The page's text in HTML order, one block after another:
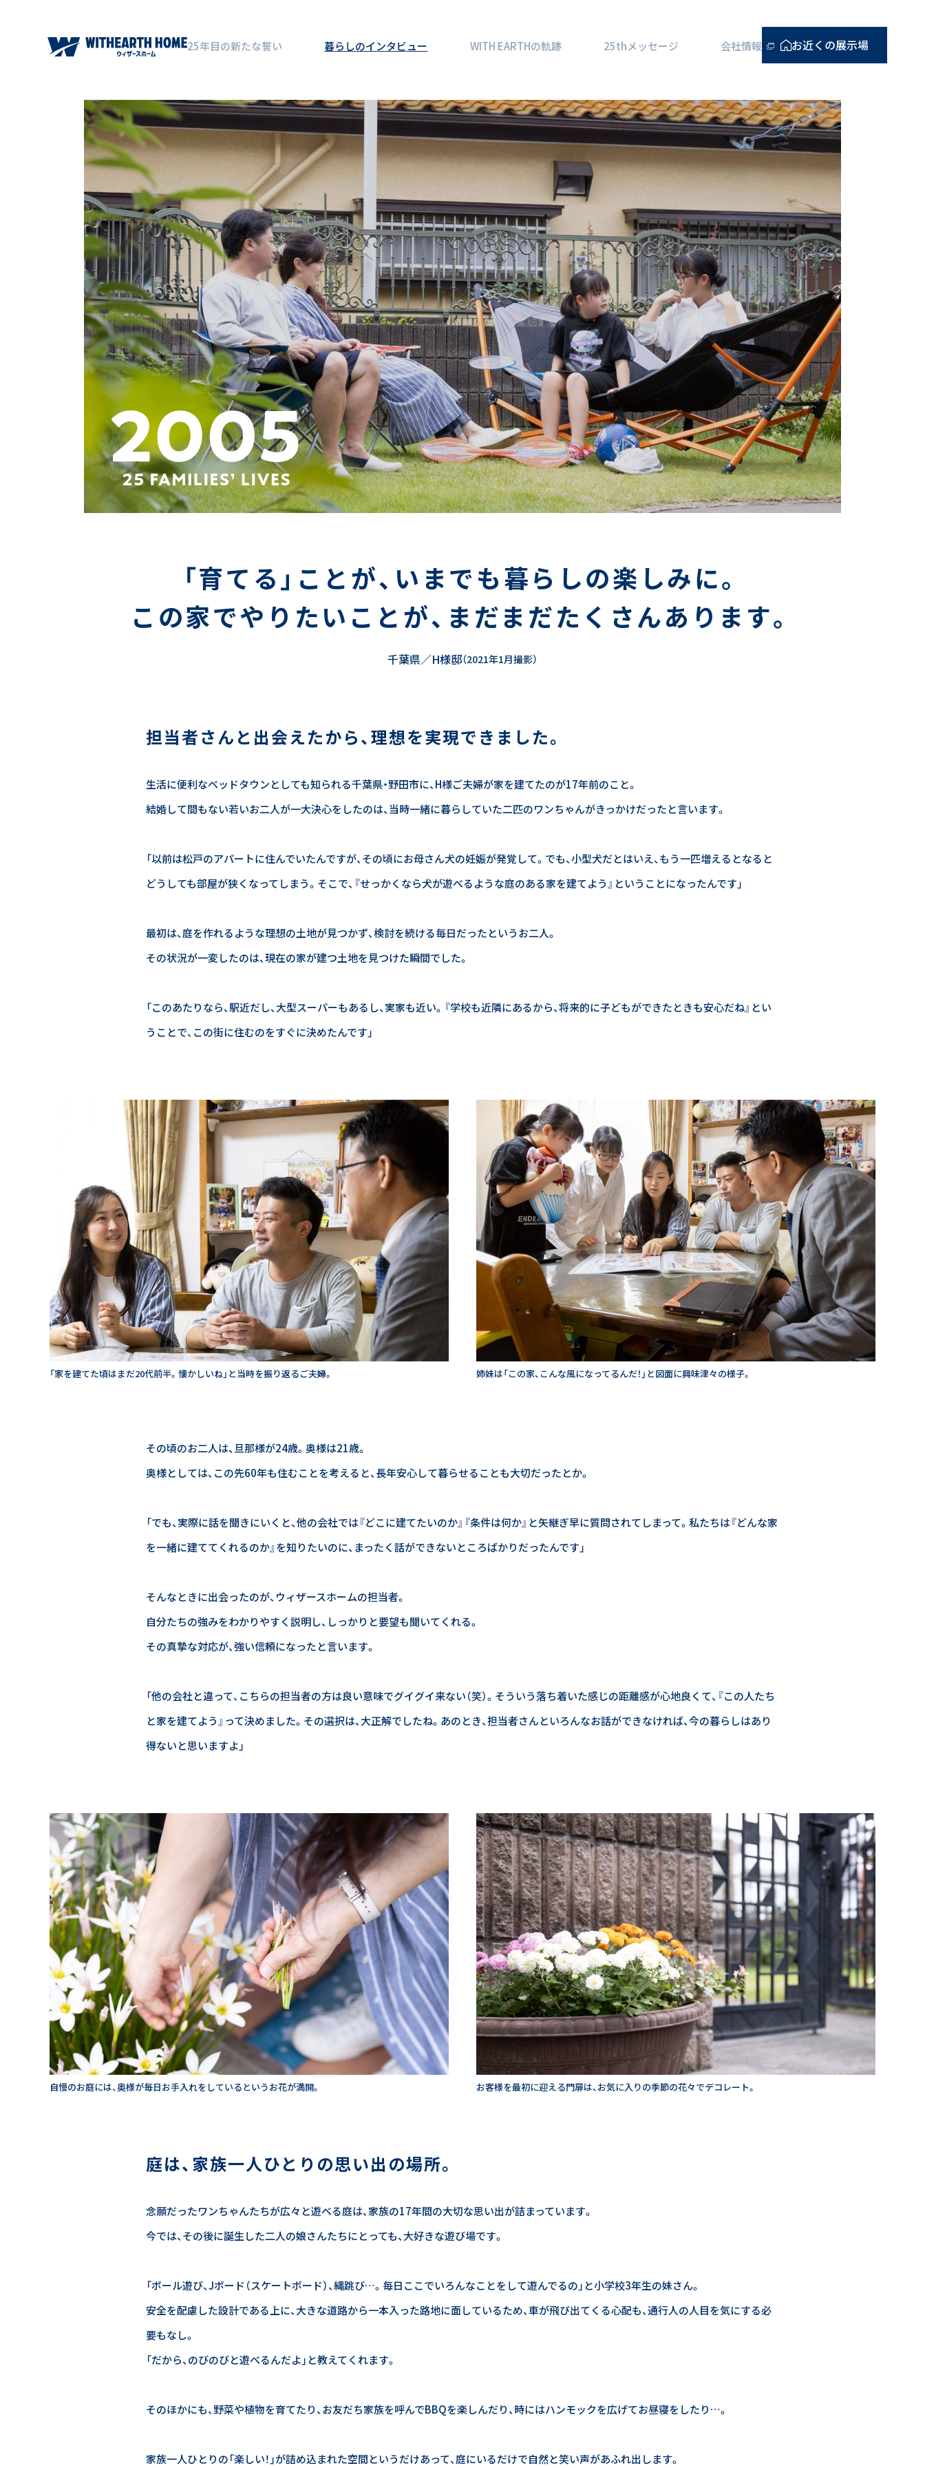
25年目の新たな誓い 暮らしのインタビュー WITH EARTHの軌跡 25thメッセージ 会社情報 お近くの展示場
「育てる」ことが、いまでも暮らしの楽しみに。
この家でやりたいことが、まだまだたくさんあります。
千葉県／H様邸（2021年1月撮影）
担当者さんと出会えたから、理想を実現できました。
生活に便利なベッドタウンとしても知られる千葉県・野田市に、H様ご夫婦が家を建てたのが17年前のこと。
結婚して間もない若いお二人が一大決心をしたのは、当時一緒に暮らしていた二匹のワンちゃんがきっかけだったと言います。
「以前は松戸のアパートに住んでいたんですが、その頃にお母さん犬の妊娠が発覚して。でも、小型犬だとはいえ、もう一匹増えるとなると
どうしても部屋が狭くなってしまう。そこで、『せっかくなら犬が遊べるような庭のある家を建てよう』ということになったんです」
最初は、庭を作れるような理想の土地が見つかず、検討を続ける毎日だったというお二人。
その状況が一変したのは、現在の家が建つ土地を見つけた瞬間でした。
「このあたりなら、駅近だし、大型スーパーもあるし、実家も近い。『学校も近隣にあるから、将来的に子どもができたときも安心だね』とい
うことで、この街に住むのをすぐに決めたんです」
「家を建てた頃はまだ20代前半。懐かしいね」と当時を振り返るご夫婦。 姉妹は「この家、こんな風になってるんだ！」と図面に興味津々の様子。
その頃のお二人は、旦那様が24歳。奥様は21歳。
奥様としては、この先60年も住むことを考えると、長年安心して暮らせることも大切だったとか。
「でも、実際に話を聞きにいくと、他の会社では『どこに建てたいのか』『条件は何か』と矢継ぎ早に質問されてしまって。私たちは『どんな家
を一緒に建ててくれるのか』を知りたいのに、まったく話ができないところばかりだったんです」
そんなときに出会ったのが、ウィザースホームの担当者。
自分たちの強みをわかりやすく説明し、しっかりと要望も聞いてくれる。
その真摯な対応が、強い信頼になったと言います。
「他の会社と違って、こちらの担当者の方は良い意味でグイグイ来ない（笑）。そういう落ち着いた感じの距離感が心地良くて、『この人たち
と家を建てよう』って決めました。その選択は、大正解でしたね。あのとき、担当者さんといろんなお話ができなければ、今の暮らしはあり
得ないと思いますよ」
自慢のお庭には、奥様が毎日お手入れをしているというお花が満開。 お客様を最初に迎える門扉は、お気に入りの季節の花々でデコレート。
庭は、家族一人ひとりの思い出の場所。
念願だったワンちゃんたちが広々と遊べる庭は、家族の17年間の大切な思い出が詰まっています。
今では、その後に誕生した二人の娘さんたちにとっても、大好きな遊び場です。
「ボール遊び、Jボード（スケートボード）、縄跳び…。毎日ここでいろんなことをして遊んでるの」と小学校3年生の妹さん。
安全を配慮した設計である上に、大きな道路から一本入った路地に面しているため、車が飛び出てくる心配も、通行人の人目を気にする必
要もなし。
「だから、のびのびと遊べるんだよ」と教えてくれます。
そのほかにも、野菜や植物を育てたり、お友だち家族を呼んでBBQを楽しんだり、時にはハンモックを広げてお昼寝をしたり…。
家族一人ひとりの「楽しい！」が詰め込まれた空間というだけあって、庭にいるだけで自然と笑い声があふれ出します。
25thメッセージ
会社情報